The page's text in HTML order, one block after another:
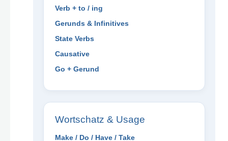
Verb + to / ing
Gerunds & Infinitives
State Verbs
Causative
Go + Gerund
Wortschatz & Usage
Make / Do / Have / Take